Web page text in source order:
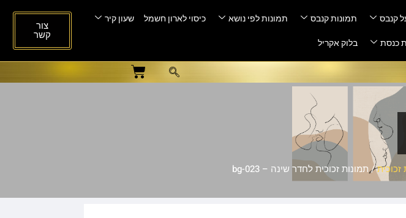
קנבס תמונות קנבס תמונות לפי נושא כיסוי לארון חשמל
שעון קיר
כנסת בלוק אקריל
צור
קשר
זכוכית/ תמונות זכוכית לחדר שינה – bg-023